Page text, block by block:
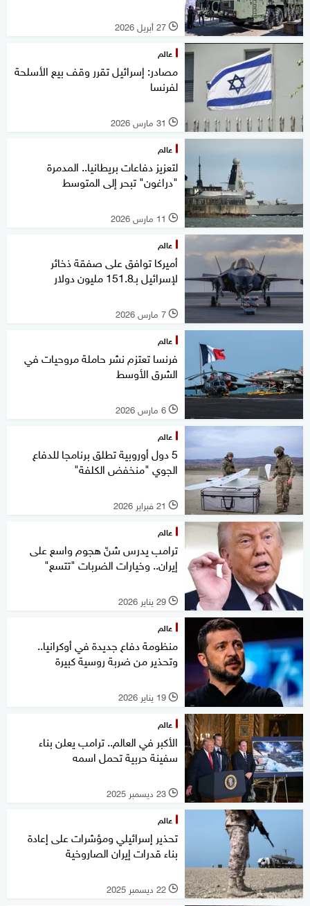
l 27 أبريل 2026
عالم
مصادر: إسرائيل تقرر وقف بيع الأسلحة
لفرنسا
l 31 مارس 2026
عالم
لتعزيز دفاعات بريطانيا.. المدمرة
"دراغون" تبحر إلى المتوسط
l 11 مارس 2026
عالم
أميركا توافق على صفقة ذخائر
لإسرائيل بـ151.8 مليون دولار
l 7 مارس 2026
عالم
فرنسا تعتزم نشر حاملة مروحيات في
الشرق الأوسط
l 6 مارس 2026
عالم
5 دول أوروبية تطلق برنامجا للدفاع
الجوي "منخفض الكلفة"
l 21 فبراير 2026
عالم
ترامب يدرس شنّ هجوم واسع على
إيران.. وخيارات الضربات "تتسع"
l 29 يناير 2026
عالم
منظومة دفاع جديدة في أوكرانيا..
وتحذير من ضربة روسية كبيرة
l 19 يناير 2026
عالم
الأكبر في العالم.. ترامب يعلن بناء
سفينة حربية تحمل اسمه
l 23 ديسمبر 2025
عالم
تحذير إسرائيلي ومؤشرات على إعادة
بناء قدرات إيران الصاروخية
l 22 ديسمبر 2025